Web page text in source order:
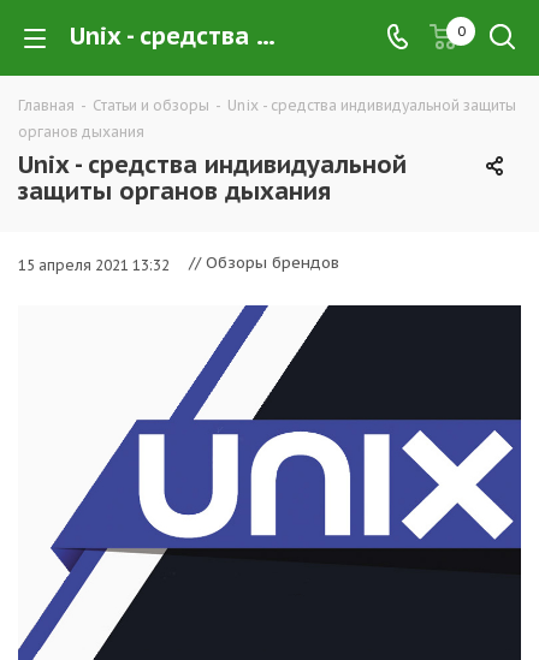
Unix - средства индивидуальной защиты органов дыхания 0
Главная - Статьи и обзоры - Unix - средства индивидуальной защиты
органов дыхания
Unix - средства индивидуальной
защиты органов дыхания
15 апреля 2021 13:32 // Обзоры брендов